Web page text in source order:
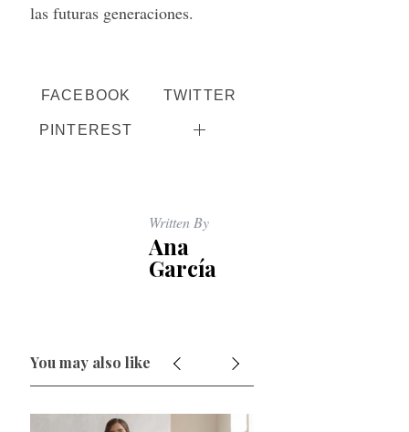
las futuras generaciones.
FACEBOOK TWITTER
PINTEREST
Written By
Ana
García
You may also like